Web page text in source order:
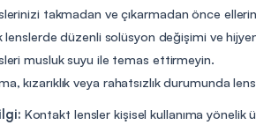
takmadan ve çıkarmadan önce
lenslerde düzenli solüsyon değişimi ve
musluk suyu ile temas ettirmeyin.
kızarıklık veya rahatsızlık durumunda
Kontakt lensler kişisel kullanıma yönelik